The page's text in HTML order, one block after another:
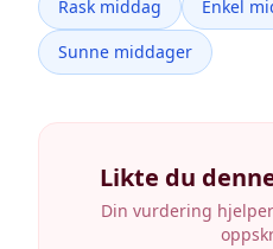
Rask middag
Enkel
Sunne middager
Likte du
Din vurdering